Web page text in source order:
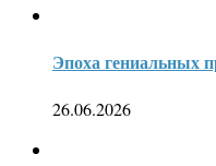
Эпоха гениальных
26.06.2026